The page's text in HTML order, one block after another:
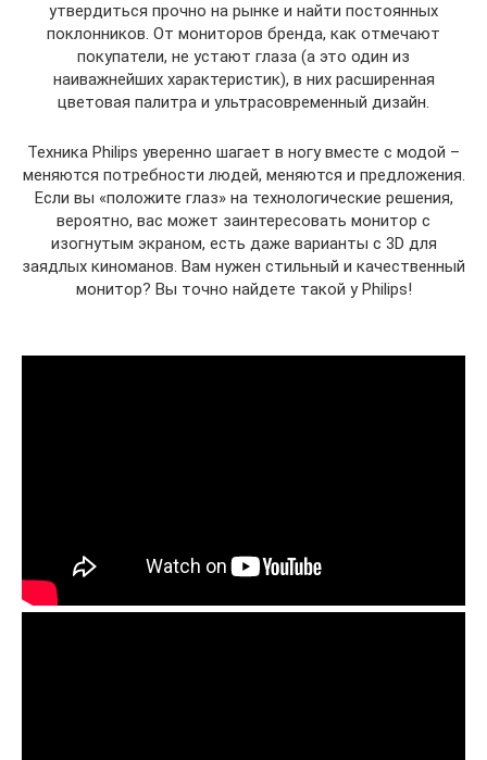
утвердиться прочно на рынке и найти постоянных
поклонников. От мониторов бренда, как отмечают
покупатели, не устают глаза (а это один из
наиважнейших характеристик), в них расширенная
цветовая палитра и ультрасовременный дизайн.
Техника Philips уверенно шагает в ногу вместе с модой –
меняются потребности людей, меняются и предложения.
Если вы «положите глаз» на технологические решения,
вероятно, вас может заинтересовать монитор с
изогнутым экраном, есть даже варианты с 3D для
заядлых киноманов. Вам нужен стильный и качественный
монитор? Вы точно найдете такой у Philips!